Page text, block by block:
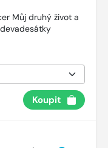
Můj druhý život a
Koupit